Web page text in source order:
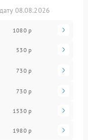
08.08.2026
1080 р
530 р
730 р
730 р
1530 р
1980 р